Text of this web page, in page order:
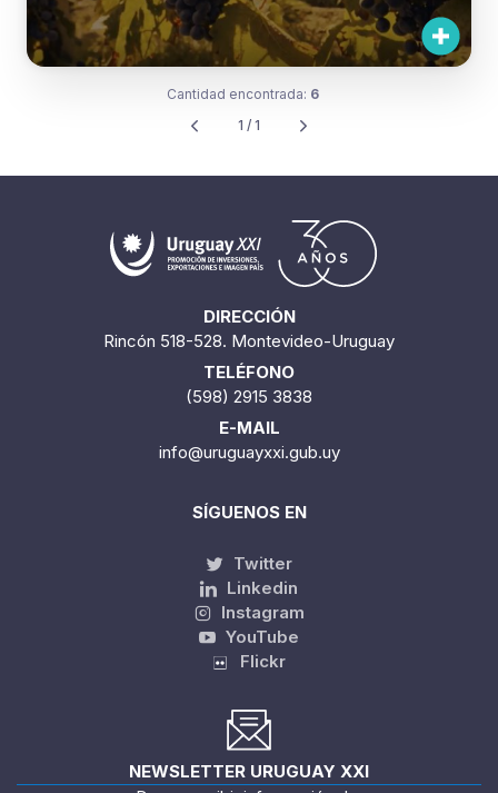
Cantidad encontrada: 6
1 / 1
DIRECCIÓN
Rincón 518-528. Montevideo-Uruguay
TELÉFONO
(598) 2915 3838
E-MAIL
info@uruguayxxi.gub.uy
SÍGUENOS EN
Twitter
Linkedin
Instagram
YouTube
Flickr
NEWSLETTER URUGUAY XXI